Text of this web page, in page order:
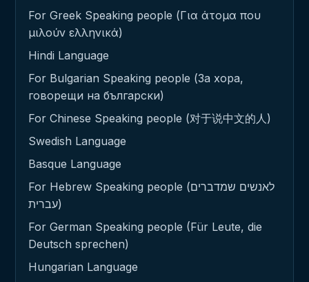
For Greek Speaking people (Για άτομα που
μιλούν ελληνικά)
Hindi Language
For Bulgarian Speaking people (За хора,
говорещи на български)
For Chinese Speaking people (对于说中文的人)
Swedish Language
Basque Language
For Hebrew Speaking people (לאנשים שמדברים
עברית)
For German Speaking people (Für Leute, die
Deutsch sprechen)
Hungarian Language